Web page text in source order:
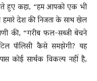
हुए कहा, “हम आपको एक भी
देश की निजता के साथ खेल
की, “गरीब फल-सब्जी बेचने
पॉलिसी कैसे समझेगी? यह
कोई सार्थक विकल्प नहीं है,